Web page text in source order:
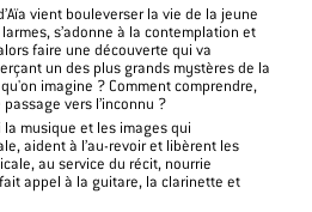
vient bouleverser la vie de la jeune
s’adonne à la contemplation et
faire une découverte qui va
un des plus grands mystères de la
imagine ? Comment comprendre,
vers l’inconnu ?
musique et les images qui
aident à l’au-revoir et libèrent les
au service du récit, nourrie
appel à la guitare, la clarinette et